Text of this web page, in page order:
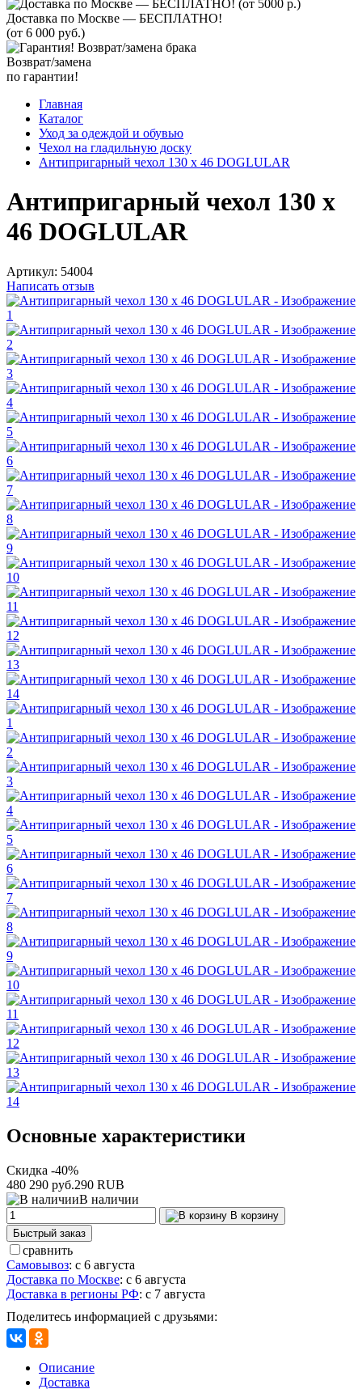
Доставка по Москве — БЕСПЛАТНО!
(от 6 000 руб.)
Возврат/замена
по гарантии!
Главная
Каталог
Уход за одеждой и обувью
Чехол на гладильную доску
Антипригарный чехол 130 х 46 DOGLULAR
Антипригарный чехол 130 х
46 DOGLULAR
Артикул: 54004
Написать отзыв
Основные характеристики
Скидка -40%
480 290 руб.290 RUB
В наличии
В корзину
Быстрый заказ
сравнить
Самовывоз: с 6 августа
Доставка по Москве: с 6 августа
Доставка в регионы РФ: с 7 августа
Поделитесь информацией с друзьями:
Описание
Доставка